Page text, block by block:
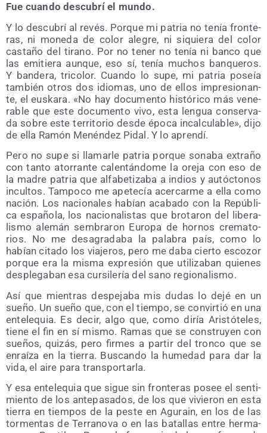
Fue cuan­do des­cu­brí el mundo.
Y lo des­cu­brí al revés. Por­que mi patria no tenía fron­te­
ras, ni mone­da de color ale­gre, ni siquie­ra del color
cas­ta­ño del tirano. Por no tener no tenía ni ban­co que
las emi­tie­ra aun­que, eso sí, tenía muchos ban­que­ros.
Y ban­de­ra, tri­co­lor. Cuan­do lo supe, mi patria poseía
tam­bién otros dos idio­mas, uno de ellos impre­sio­nan­
te, el eus­ka­ra. «No hay docu­men­to his­tó­ri­co más vene­
ra­ble que este docu­men­to vivo, esta len­gua con­ser­va­
da sobre este terri­to­rio des­de épo­ca incal­cu­la­ble», dijo
de ella Ramón Menén­dez Pidal. Y lo aprendí.
Pero no supe si lla­mar­le patria por­que sona­ba extra­ño
con tan­to ato­rran­te calen­tán­do­me la ore­ja con eso de
la madre patria que alfa­be­ti­za­ba a indios y autóc­to­nos
incul­tos. Tam­po­co me ape­te­cía acer­car­me a ella como
nación. Los nacio­na­les habían aca­ba­do con la Repú­bli­
ca espa­ño­la, los nacio­na­lis­tas que bro­ta­ron del libe­ra­
lis­mo ale­mán sem­bra­ron Euro­pa de hor­nos cre­ma­to­
rios. No me des­agra­da­ba la pala­bra país, como lo
habían cita­do los via­je­ros, pero me daba cier­to esco­zor
por­que era la mis­ma expre­sión que uti­li­za­ban quie­nes
des­ple­ga­ban esa cur­si­le­ría del sano regionalismo.
Así que mien­tras des­pe­ja­ba mis dudas lo dejé en un
sue­ño. Un sue­ño que, con el tiem­po, se con­vir­tió en una
ente­le­quia. Es decir, algo que, como diría Aris­tó­te­les,
tie­ne el fin en sí mis­mo. Ramas que se cons­tru­yen con
sue­ños, qui­zás, pero fir­mes a par­tir del tron­co que se
enraí­za en la tie­rra. Bus­can­do la hume­dad para dar la
vida, el aire para transportarla.
Y esa ente­le­quia que sigue sin fron­te­ras posee el sen­ti­
mien­to de los ante­pa­sa­dos, de los que vivie­ron en esta
tie­rra en tiem­pos de la pes­te en Agu­rain, en los de las
tor­men­tas de Terra­no­va o en las bata­llas entre her­ma­